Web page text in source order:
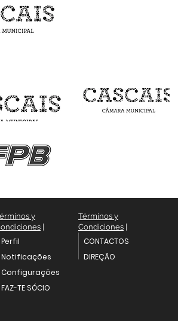
y
Perfil
Notificações
Configurações
FAZ-TE SÓCIO
Términos y
Condiciones
CONTACTOS
DIREÇÃO